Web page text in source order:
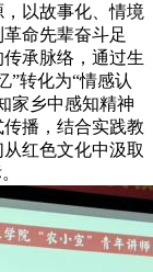
以故事化、情境
命先辈奋斗足
承脉络，通过生
”转化为“情感认
家乡中感知精神
播，结合实践教
红色文化中汲取